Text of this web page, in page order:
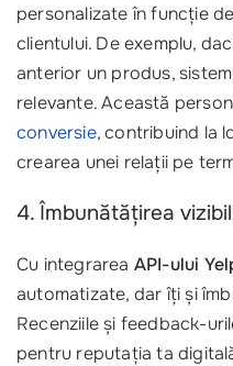
personalizate în funcție
clientului. De exemplu,
anterior un produs,
relevante. Această
conversie, contribuind la
crearea unei relații pe
4. Îmbunătățirea
Cu integrarea API-ului
automatizate, dar îți și
Recenziile și feedback-
pentru reputația ta